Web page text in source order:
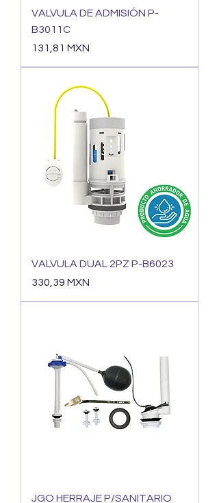
VALVULA DE ADMISIÓN P-
B3011C
Precio
131,81 MXN
VALVULA DUAL 2PZ P-B6023
Precio
330,39 MXN
JGO HERRAJE P/SANITARIO